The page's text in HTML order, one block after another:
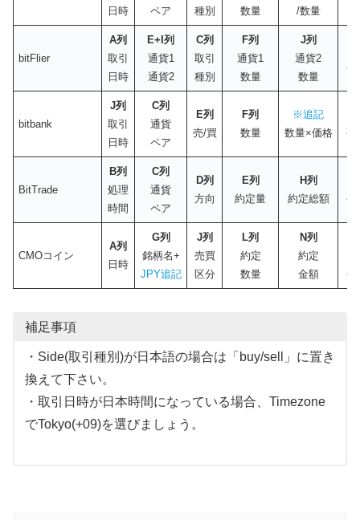
日時
ペア
種別
数量
/数量
bitFlier
A列
取引
日時
E+I列
通貨1
通貨2
C列
取引
種別
F列
通貨1
数量
J列
通貨2
数量
手
bitbank
J列
取引
日時
C列
通貨
ペア
E列
売/買
F列
数量
※追記
数量×価格
手
BitTrade
B列
処理
時間
C列
通貨
ペア
D列
方向
E列
約定量
H列
約定総額
手
CMOコイン
A列
日時
G列
銘柄名+
JPY追記
J列
売買
区分
L列
約定
数量
N列
約定
金額
手
補足事項
・Side(取引種別)が日本語の場合は「buy/sell」に置き
換えて下さい。
・取引日時が日本時間になっている場合、Timezone
でTokyo(+09)を選びましょう。